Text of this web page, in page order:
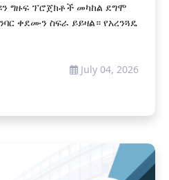
ግዙፍ ፕሮጀክቶች መካከል ደግሞ
ቀደሙን ስፍራ ይይዛል። የአረንጓዴ
July 04, 2026